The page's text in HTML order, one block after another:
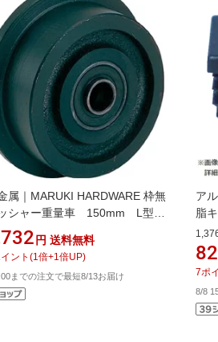
属｜MARUKI HARDWARE 枠無
ッシャー重量車 150mm L型
円 送料無料
ント (1 倍+1 倍UP)
までの注文で最短8/13お届け
ア
脂
ク
7ポ
8/8